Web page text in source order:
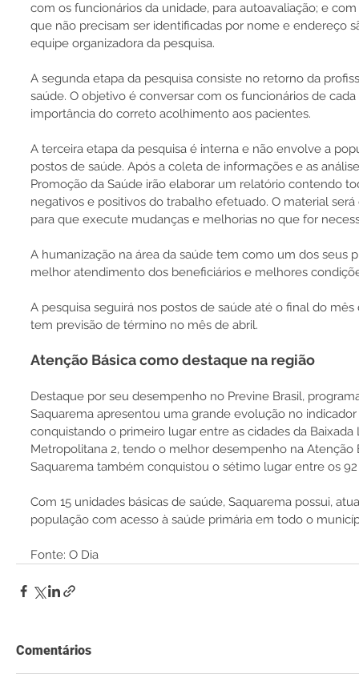
com os funcionários da unidade, para autoavaliação; e
que não precisam ser identificadas por nome e endereço
equipe organizadora da pesquisa.
A segunda etapa da pesquisa consiste no retorno da
saúde. O objetivo é conversar com os funcionários de
importância do correto acolhimento aos pacientes.
A terceira etapa da pesquisa é interna e não envolve a
postos de saúde. Após a coleta de informações e as
Promoção da Saúde irão elaborar um relatório contendo
negativos e positivos do trabalho efetuado. O material
para que execute mudanças e melhorias no que for
A humanização na área da saúde tem como um dos seus
melhor atendimento dos beneficiários e melhores
A pesquisa seguirá nos postos de saúde até o final do
tem previsão de término no mês de abril.
Atenção Básica como destaque na região
Destaque por seu desempenho no Previne Brasil,
Saquarema apresentou uma grande evolução no
conquistando o primeiro lugar entre as cidades da
Metropolitana 2, tendo o melhor desempenho na Atenção
Saquarema também conquistou o sétimo lugar entre os
Com 15 unidades básicas de saúde, Saquarema possui,
população com acesso à saúde primária em todo o
Fonte: O Dia
Comentários